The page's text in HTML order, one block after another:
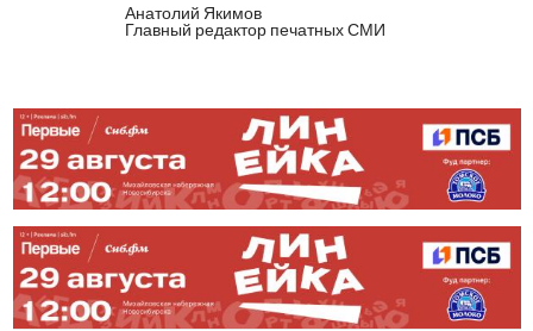
Анатолий Якимов
Главный редактор печатных СМИ